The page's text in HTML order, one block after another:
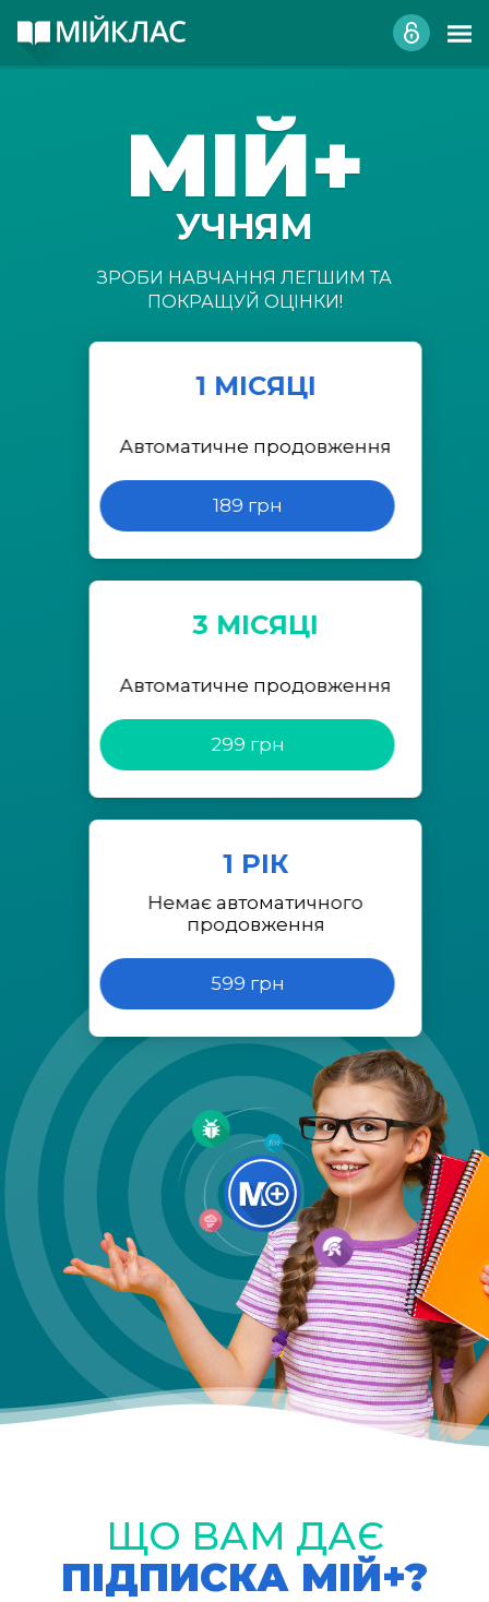
МІЙ+
УЧНЯМ
ЗРОБИ НАВЧАННЯ ЛЕГШИМ ТА
ПОКРАЩУЙ ОЦІНКИ!
1 МІСЯЦІ
Автоматичне продовження
189 грн
3 МІСЯЦІ
Автоматичне продовження
299 грн
1 РІК
Немає автоматичного
продовження
599 грн
ЩО ВАМ ДАЄ
ПІДПИСКА МІЙ+?